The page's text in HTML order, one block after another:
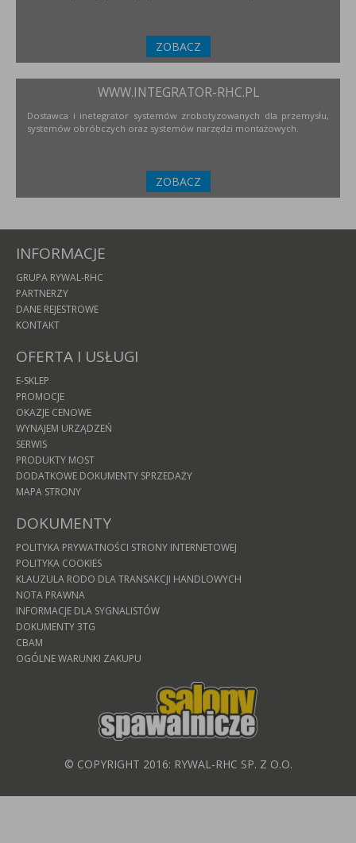
ZOBACZ
WWW.INTEGRATOR-RHC.PL
Dostawca i inetegrator systemów zrobotyzowanych dla przemysłu,
systemów obróbczych oraz systemów narzędzi montażowych.
ZOBACZ
INFORMACJE
GRUPA RYWAL-RHC
PARTNERZY
DANE REJESTROWE
KONTAKT
OFERTA I USŁUGI
E-SKLEP
PROMOCJE
OKAZJE CENOWE
WYNAJEM URZĄDZEŃ
SERWIS
PRODUKTY MOST
DODATKOWE DOKUMENTY SPRZEDAŻY
MAPA STRONY
DOKUMENTY
POLITYKA PRYWATNOŚCI STRONY INTERNETOWEJ
POLITYKA COOKIES
KLAUZULA RODO DLA TRANSAKCJI HANDLOWYCH
NOTA PRAWNA
INFORMACJE DLA SYGNALISTÓW
DOKUMENTY 3TG
CBAM
OGÓLNE WARUNKI ZAKUPU
© COPYRIGHT 2016: RYWAL-RHC SP. Z O.O.